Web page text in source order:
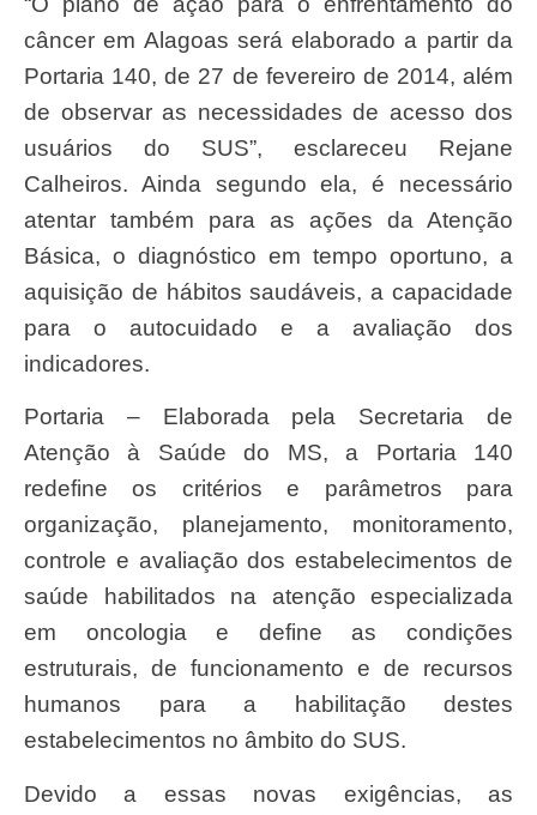
câncer em Alagoas será elaborado a partir da
Portaria 140, de 27 de fevereiro de 2014, além
de observar as necessidades de acesso dos
usuários do SUS”, esclareceu Rejane
Calheiros. Ainda segundo ela, é necessário
atentar também para as ações da Atenção
Básica, o diagnóstico em tempo oportuno, a
aquisição de hábitos saudáveis, a capacidade
para o autocuidado e a avaliação dos
indicadores.
Portaria – Elaborada pela Secretaria de
Atenção à Saúde do MS, a Portaria 140
redefine os critérios e parâmetros para
organização, planejamento, monitoramento,
controle e avaliação dos estabelecimentos de
saúde habilitados na atenção especializada
em oncologia e define as condições
estruturais, de funcionamento e de recursos
humanos para a habilitação destes
estabelecimentos no âmbito do SUS.
Devido a essas novas exigências, as